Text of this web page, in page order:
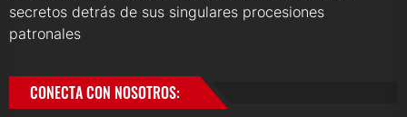
secretos detrás de sus singulares procesiones
patronales
CONECTA CON NOSOTROS: